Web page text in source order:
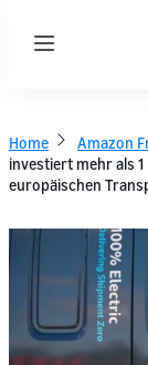
Menu
Home Amazon
investiert mehr als
europäischen